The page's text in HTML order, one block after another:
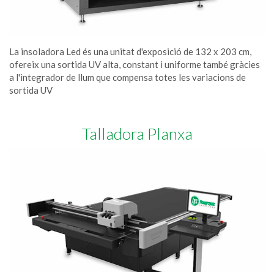
La insoladora Led és una unitat d'exposició de 132 x 203 cm,
ofereix una sortida UV alta, constant i uniforme també gràcies
a l'integrador de llum que compensa totes les variacions de
sortida UV
Talladora Planxa